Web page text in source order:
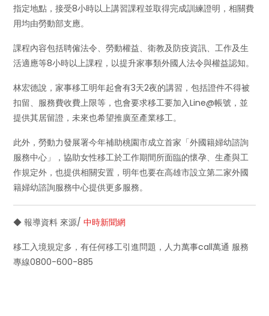
指定地點，接受8小時以上講習課程並取得完成訓練證明，相關費
用均由勞動部支應。
課程內容包括聘僱法令、勞動權益、衛教及防疫資訊、工作及生
活適應等8小時以上課程，以提升家事類外國人法令與權益認知。
林宏德說，家事移工明年起會有3天2夜的講習，包括證件不得被
扣留、服務費收費上限等，也會要求移工要加入Line@帳號，並
提供其居留證，未來也希望推廣至產業移工。
此外，勞動力發展署今年補助桃園市成立首家「外國籍婦幼諮詢
服務中心」，協助女性移工於工作期間所面臨的懷孕、生產與工
作規定外，也提供相關安置，明年也要在高雄市設立第二家外國
籍婦幼諮詢服務中心提供更多服務。
◆ 報導資料 來源/中時新聞網
移工入境規定多，有任何移工引進問題，人力萬事call萬通 服務
專線0800-600-885